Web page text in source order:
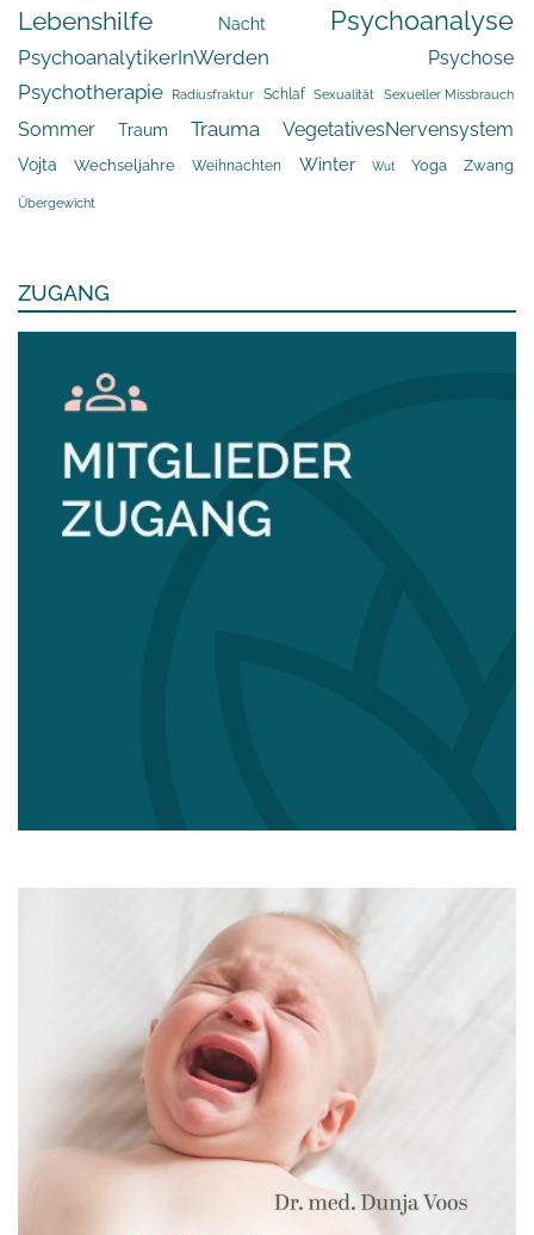
Lebenshilfe Nacht Psychoanalyse
PsychoanalytikerInWerden Psychose
Psychotherapie Radiusfraktur Schlaf Sexualität Sexueller Missbrauch
Sommer Traum Trauma VegetativesNervensystem
Vojta Wechseljahre Weihnachten Winter Wut Yoga Zwang
Übergewicht
ZUGANG